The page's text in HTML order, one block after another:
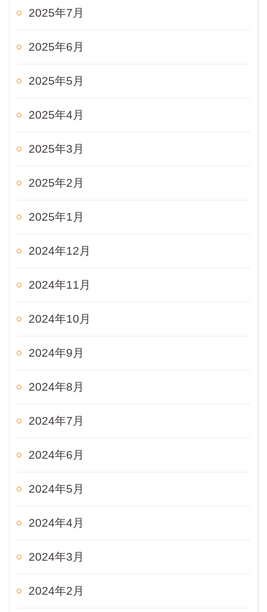
2025年7月
2025年6月
2025年5月
2025年4月
2025年3月
2025年2月
2025年1月
2024年12月
2024年11月
2024年10月
2024年9月
2024年8月
2024年7月
2024年6月
2024年5月
2024年4月
2024年3月
2024年2月